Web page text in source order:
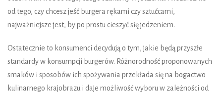
od tego, czy chcesz jeść burgera rękami czy sztućcami,
najważniejsze jest, by po prostu cieszyć się jedzeniem.
Ostatecznie to konsumenci decydują o tym, jakie będą przyszłe
standardy w konsumpcji burgerów. Różnorodność proponowanych
smaków i sposobów ich spożywania przekłada się na bogactwo
kulinarnego krajobrazu i daje możliwość wyboru w zależności od